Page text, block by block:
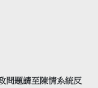
問題請至陳情系統反